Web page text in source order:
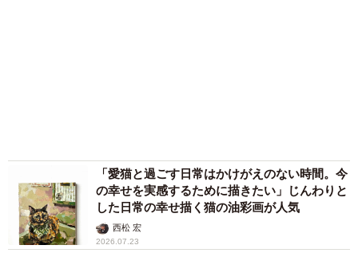
「愛猫と過ごす日常はかけがえのない時間。今
の幸せを実感するために描きたい」じんわりと
した日常の幸せ描く猫の油彩画が人気
西松 宏
2026.07.23